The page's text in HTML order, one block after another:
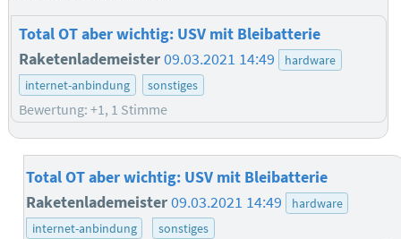
Total OT aber wichtig: USV mit Bleibatterie
Raketenlademeister09.03.2021 14:49
hardware
internet-anbindung
sonstiges
Bewertung: +1, 1 Stimme
Total OT aber wichtig: USV mit Bleibatterie
Raketenlademeister09.03.2021 14:49
hardware
internet-anbindung
sonstiges